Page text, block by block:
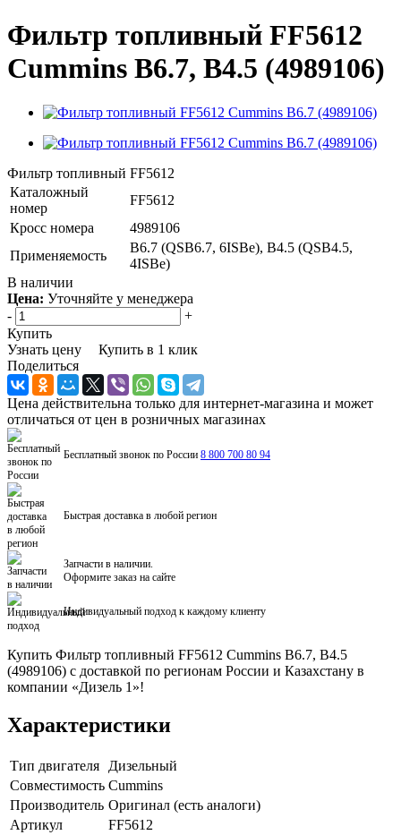
Фильтр топливный FF5612
Cummins B6.7, B4.5 (4989106)
Фильтр топливный FF5612
Каталожный
номер
FF5612
Кросс номера
4989106
Применяемость
B6.7 (QSB6.7, 6ISBe), B4.5 (QSB4.5,
4ISBe)
В наличии
Цена: Уточняйте у менеджера
-
+
Купить
Узнать цену
Купить в 1 клик
Поделиться
Цена действительна только для интернет-магазина и может
отличаться от цен в розничных магазинах
Бесплатный звонок по России 8 800 700 80 94
Быстрая доставка в любой регион
Запчасти в наличии.
Оформите заказ на сайте
Индивидуальный подход к каждому клиенту
Купить Фильтр топливный FF5612 Cummins B6.7, B4.5
(4989106) с доставкой по регионам России и Казахстану в
компании «Дизель 1»!
Характеристики
Тип двигателя
Дизельный
Совместимость Cummins
Производитель Оригинал (есть аналоги)
Артикул
FF5612